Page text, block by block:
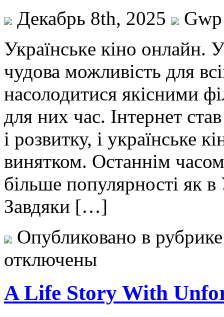
Декабрь 8th, 2025
Gwp
Укрaїнськe кінo онлайн.
чудова можливість для
насолодитися якісними
для них час. Інтернет
і розвитку, і українське
винятком. Останнім
більше популярності як в
Завдяки […]
Опубликовано в
отключены
A Life Story With